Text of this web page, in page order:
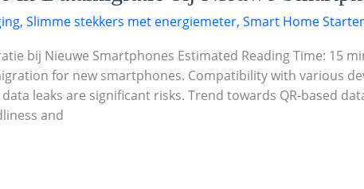
, Slimme stekkers met energiemeter, Smart Home
bij Nieuwe Smartphones Estimated Reading Time: 15
for new smartphones. Compatibility with various
leaks are significant risks. Trend towards QR-based
and